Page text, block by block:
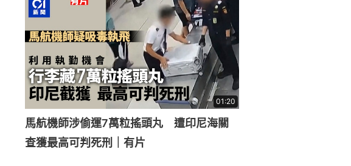
01:20
馬航機師涉偷運7萬粒搖頭丸 遭印尼海關
查獲最高可判死刑｜有片